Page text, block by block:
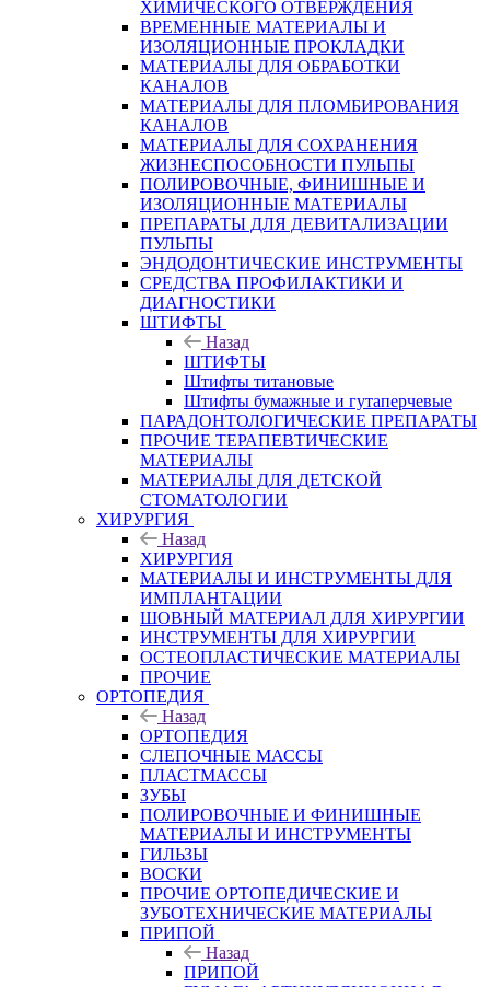
ХИМИЧЕСКОГО ОТВЕРЖДЕНИЯ
ВРЕМЕННЫЕ МАТЕРИАЛЫ И
ИЗОЛЯЦИОННЫЕ ПРОКЛАДКИ
МАТЕРИАЛЫ ДЛЯ ОБРАБОТКИ
КАНАЛОВ
МАТЕРИАЛЫ ДЛЯ ПЛОМБИРОВАНИЯ
КАНАЛОВ
МАТЕРИАЛЫ ДЛЯ СОХРАНЕНИЯ
ЖИЗНЕСПОСОБНОСТИ ПУЛЬПЫ
ПОЛИРОВОЧНЫЕ, ФИНИШНЫЕ И
ИЗОЛЯЦИОННЫЕ МАТЕРИАЛЫ
ПРЕПАРАТЫ ДЛЯ ДЕВИТАЛИЗАЦИИ
ПУЛЬПЫ
ЭНДОДОНТИЧЕСКИЕ ИНСТРУМЕНТЫ
СРЕДСТВА ПРОФИЛАКТИКИ И
ДИАГНОСТИКИ
ШТИФТЫ
Назад
ШТИФТЫ
Штифты титановые
Штифты бумажные и гутаперчевые
ПАРАДОНТОЛОГИЧЕСКИЕ ПРЕПАРАТЫ
ПРОЧИЕ ТЕРАПЕВТИЧЕСКИЕ
МАТЕРИАЛЫ
МАТЕРИАЛЫ ДЛЯ ДЕТСКОЙ
СТОМАТОЛОГИИ
ХИРУРГИЯ
Назад
ХИРУРГИЯ
МАТЕРИАЛЫ И ИНСТРУМЕНТЫ ДЛЯ
ИМПЛАНТАЦИИ
ШОВНЫЙ МАТЕРИАЛ ДЛЯ ХИРУРГИИ
ИНСТРУМЕНТЫ ДЛЯ ХИРУРГИИ
ОСТЕОПЛАСТИЧЕСКИЕ МАТЕРИАЛЫ
ПРОЧИЕ
ОРТОПЕДИЯ
Назад
ОРТОПЕДИЯ
СЛЕПОЧНЫЕ МАССЫ
ПЛАСТМАССЫ
ЗУБЫ
ПОЛИРОВОЧНЫЕ И ФИНИШНЫЕ
МАТЕРИАЛЫ И ИНСТРУМЕНТЫ
ГИЛЬЗЫ
ВОСКИ
ПРОЧИЕ ОРТОПЕДИЧЕСКИЕ И
ЗУБОТЕХНИЧЕСКИЕ МАТЕРИАЛЫ
ПРИПОЙ
Назад
ПРИПОЙ